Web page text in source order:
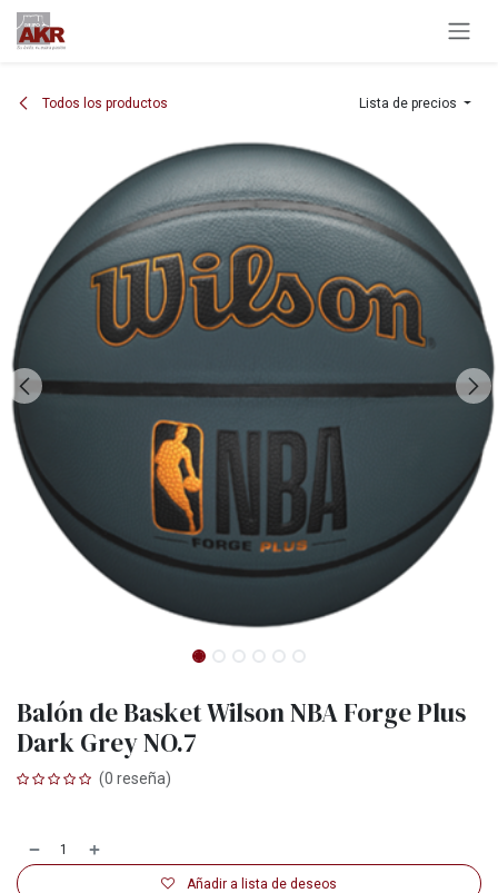
Ir al contenido
Todos los productos Lista de precios
Balón de Basket Wilson NBA Forge Plus
Dark Grey NO.7
(0 reseña)
Añadir a lista de deseos